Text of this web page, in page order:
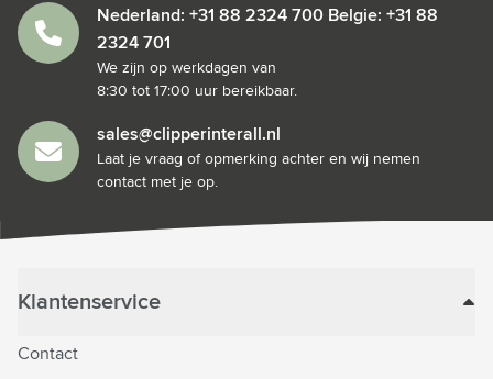
Nederland: +31 88 2324 700 Belgie: +31 88
2324 701
We zijn op werkdagen van
8:30 tot 17:00 uur bereikbaar.
sales@clipperinterall.nl
Laat je vraag of opmerking achter en wij nemen
contact met je op.
Klantenservice
Contact